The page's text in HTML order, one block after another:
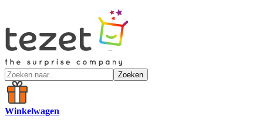
Zoeken
Winkelwagen